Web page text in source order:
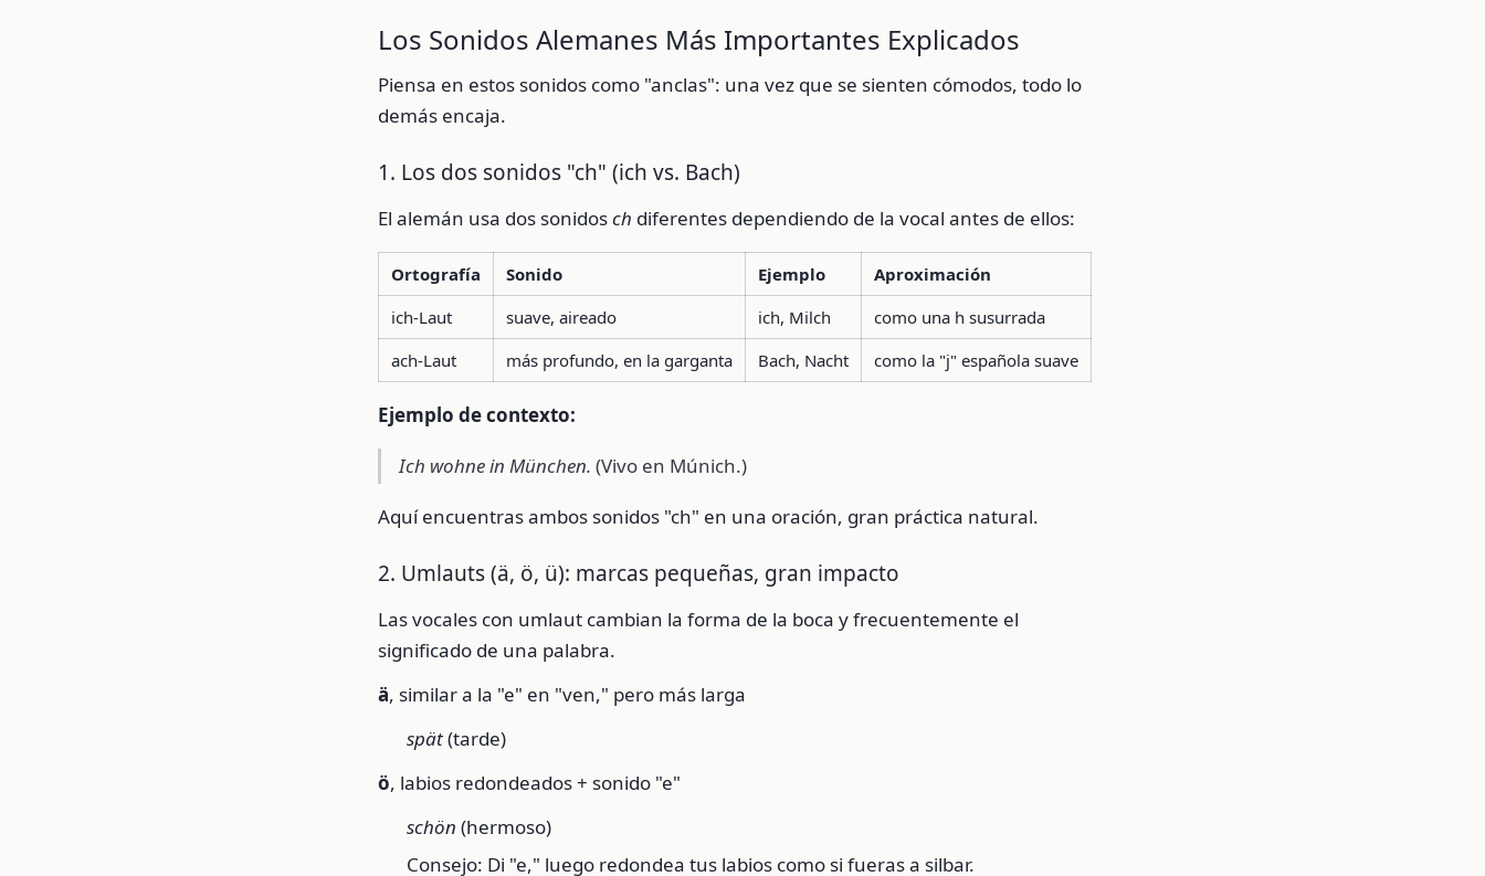
Los Sonidos Alemanes Más Importantes Explicados
Piensa en estos sonidos como "anclas": una vez que se sienten cómodos, todo lo
demás encaja.
1. Los dos sonidos "ch" (ich vs. Bach)
El alemán usa dos sonidosch diferentes dependiendo de la vocal antes de ellos:
Ortografía Sonido Ejemplo
Aproximación
ich-Laut
suave, aireado ich, Milch
como una h susurrada
ach-Laut
más profundo, en la garganta Bach, Nacht como la "j" española suave
Ejemplo de contexto:
Ich wohne in München. (Vivo en Múnich.)
Aquí encuentras ambos sonidos "ch" en una oración, gran práctica natural.
2. Umlauts (ä, ö, ü): marcas pequeñas, gran impacto
Las vocales con umlaut cambian la forma de la boca y frecuentemente el
significado de una palabra.
ä, similar a la "e" en "ven," pero más larga
spät(tarde)
ö, labios redondeados + sonido "e"
schön (hermoso)
Consejo: Di "e," luego redondea tus labios como si fueras a silbar.